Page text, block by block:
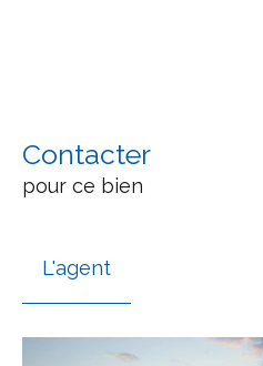
Contacter
pour ce bien
L'agent